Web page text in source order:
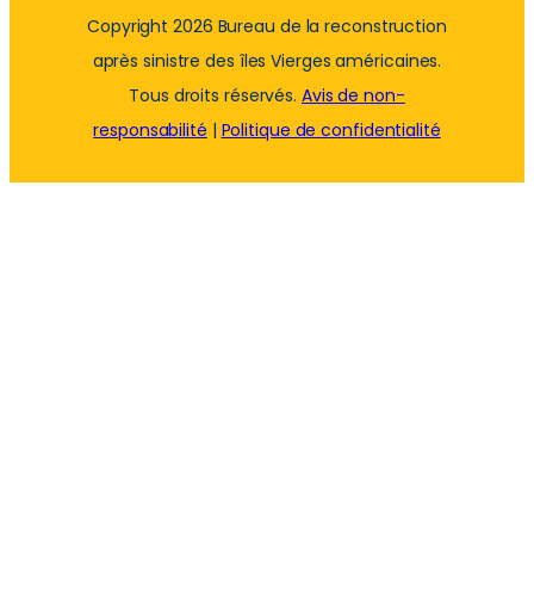
Copyright 2026 Bureau de la reconstruction
après sinistre des îles Vierges américaines.
Tous droits réservés. Avis de non-
responsabilité | Politique de confidentialité